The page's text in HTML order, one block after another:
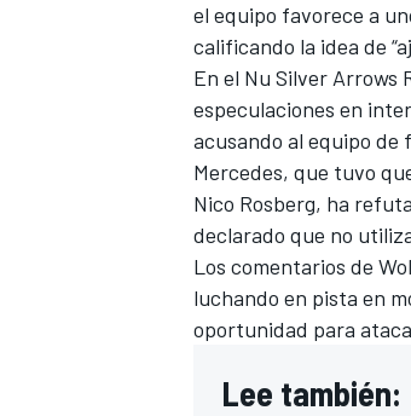
el equipo favorece a
calificando la idea de
En el Nu Silver Arrows
especulaciones en
acusando al equipo de
Mercedes, que tuvo
Nico Rosberg, ha
declarado que no
Los comentarios de
luchando en pista en
oportunidad para
Lee también: